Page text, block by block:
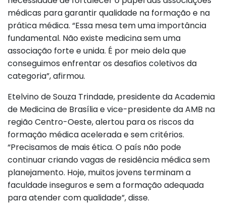
médicas para garantir qualidade na formação e na
prática médica. “Essa mesa tem uma importância
fundamental. Não existe medicina sem uma
associação forte e unida. É por meio dela que
conseguimos enfrentar os desafios coletivos da
categoria”, afirmou.
Etelvino de Souza Trindade, presidente da Academia
de Medicina de Brasília e vice-presidente da AMB na
região Centro-Oeste, alertou para os riscos da
formação médica acelerada e sem critérios.
“Precisamos de mais ética. O país não pode
continuar criando vagas de residência médica sem
planejamento. Hoje, muitos jovens terminam a
faculdade inseguros e sem a formação adequada
para atender com qualidade”, disse.